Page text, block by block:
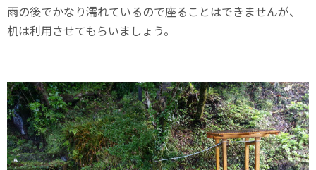
雨の後でかなり濡れているので座ることはできませんが、
机は利用させてもらいましょう。